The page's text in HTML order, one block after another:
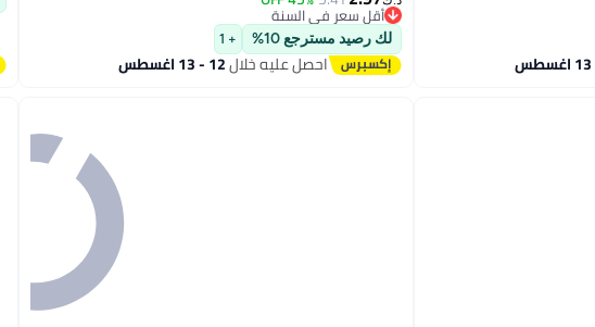
أقل سعر في السنة
أقل سعر في السنة
لك رصيد مسترجع 10% + 1
احصل عليه خلال12 - 13 اغسطس